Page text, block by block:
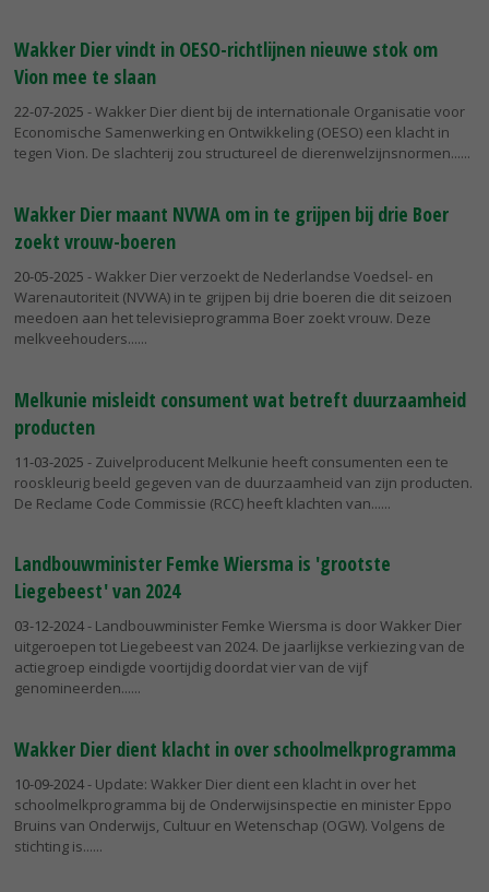
Wakker Dier vindt in OESO-richtlijnen nieuwe stok om
Vion mee te slaan
22-07-2025 - Wakker Dier dient bij de internationale Organisatie voor
Economische Samenwerking en Ontwikkeling (OESO) een klacht in
tegen Vion. De slachterij zou structureel de dierenwelzijnsnormen...
Wakker Dier maant NVWA om in te grijpen bij drie Boer
zoekt vrouw-boeren
20-05-2025 - Wakker Dier verzoekt de Nederlandse Voedsel- en
Warenautoriteit (NVWA) in te grijpen bij drie boeren die dit seizoen
meedoen aan het televisieprogramma Boer zoekt vrouw. Deze
melkveehouders...
Melkunie misleidt consument wat betreft duurzaamheid
producten
11-03-2025 - Zuivelproducent Melkunie heeft consumenten een te
rooskleurig beeld gegeven van de duurzaamheid van zijn producten.
De Reclame Code Commissie (RCC) heeft klachten van...
Landbouwminister Femke Wiersma is 'grootste
Liegebeest' van 2024
03-12-2024- Landbouwminister Femke Wiersma is door Wakker Dier
uitgeroepen tot Liegebeest van 2024. De jaarlijkse verkiezing van de
actiegroep eindigde voortijdig doordat vier van de vijf
genomineerden...
Wakker Dier dient klacht in over schoolmelkprogramma
10-09-2024- Update: Wakker Dier dient een klacht in over het
schoolmelkprogramma bij de Onderwijsinspectie en minister Eppo
Bruins van Onderwijs, Cultuur en Wetenschap (OGW). Volgens de
stichting is...